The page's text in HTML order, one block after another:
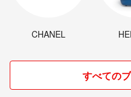
CHANEL
すべての